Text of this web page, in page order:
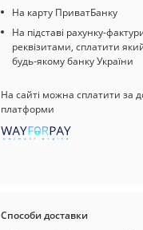
На карту ПриватБанку
На підставі рахунку-
реквізитами, сплатити
будь-якому банку України
На сайті можна сплатити за
платформи
Способи доставки